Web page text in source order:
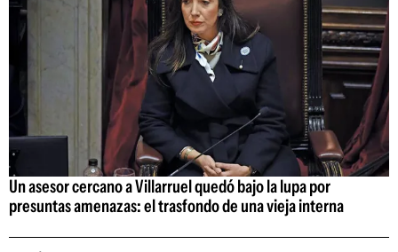
Un asesor cercano a Villarruel quedó bajo la lupa por
presuntas amenazas: el trasfondo de una vieja interna